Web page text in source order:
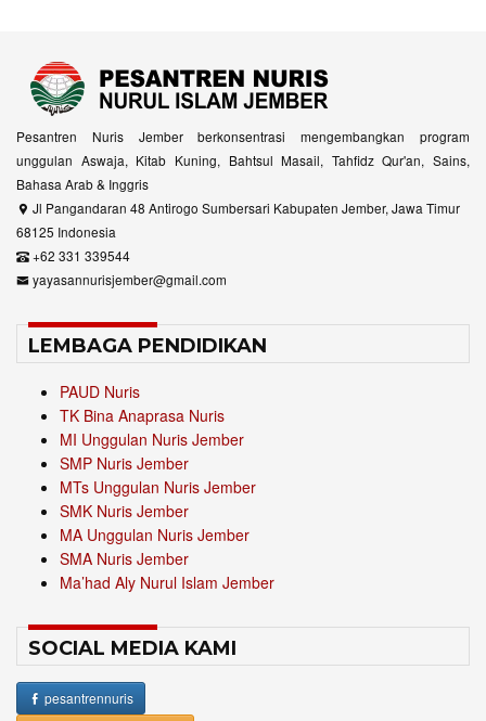
Pesantren Nuris Jember berkonsentrasi mengembangkan program
unggulan Aswaja, Kitab Kuning, Bahtsul Masail, Tahfidz Qur'an, Sains,
Bahasa Arab & Inggris
Jl Pangandaran 48 Antirogo Sumbersari Kabupaten Jember, Jawa Timur
68125 Indonesia
+62 331 339544
yayasannurisjember@gmail.com
LEMBAGA PENDIDIKAN
PAUD Nuris
TK Bina Anaprasa Nuris
MI Unggulan Nuris Jember
SMP Nuris Jember
MTs Unggulan Nuris Jember
SMK Nuris Jember
MA Unggulan Nuris Jember
SMA Nuris Jember
Ma’had Aly Nurul Islam Jember
SOCIAL MEDIA KAMI
pesantrennuris